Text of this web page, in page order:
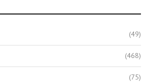
(49)
(468)
(75)